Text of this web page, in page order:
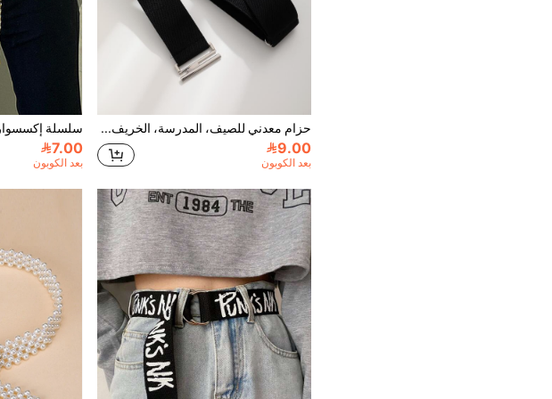
حزام معدني للصيف، المدرسة، الخريف، هالوين
9.00
بعد الكوبون
7.00
بعد الكوبون